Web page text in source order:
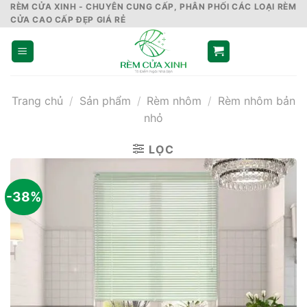
Skip
to
content
RÈM CỬA XINH - CHUYÊN CUNG CẤP, PHÂN PHỐI CÁC LOẠI RÈM
CỬA CAO CẤP ĐẸP GIÁ RẺ
Trang chủ / Sản phẩm / Rèm nhôm / Rèm nhôm bản
nhỏ
LỌC
-38%